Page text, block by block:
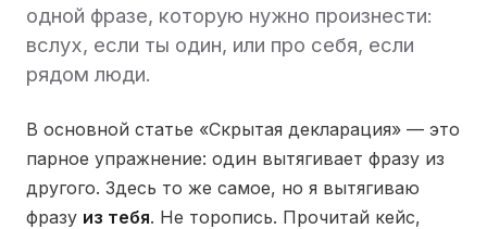
одной фразе, которую нужно произнести:
вслух, если ты один, или про себя, если
рядом люди.
В основной статье «Скрытая декларация» — это
парное упражнение: один вытягивает фразу из
другого. Здесь то же самое, но я вытягиваю
фразу из тебя. Не торопись. Прочитай кейс,